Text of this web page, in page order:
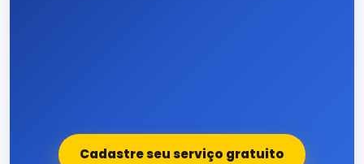
Cadastre seu serviço gratuito